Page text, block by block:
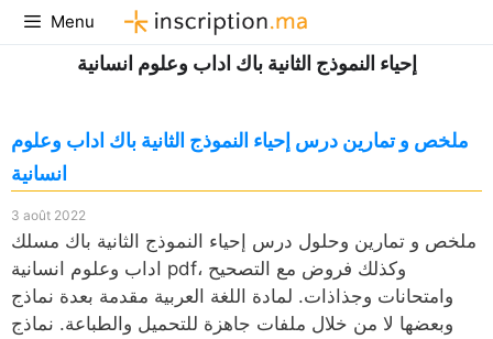
Aller
au
Menu
إحياء النموذج الثانية باك اداب وعلوم انسانية
ملخص و تمارين درس إحياء النموذج الثانية باك اداب وعلوم
انسانية
3 août 2022
ملخص و تمارين وحلول درس إحياء النموذج الثانية باك مسلك
اداب وعلوم انسانية pdf، وكذلك فروض مع التصحيح
وامتحانات وجذاذات. لمادة اللغة العربية مقدمة بعدة نماذج
وبعضها لا من خلال ملفات جاهزة للتحميل والطباعة. نماذج